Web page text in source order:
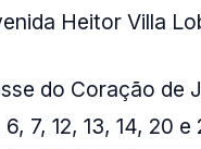
Heitor Villa
do Coração de
7, 12, 13, 14, 20 e